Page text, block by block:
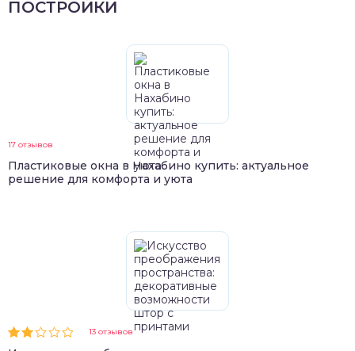
ПОСТРОЙКИ
17 отзывов
Пластиковые окна в Нахабино купить: актуальное
решение для комфорта и уюта
13 отзывов